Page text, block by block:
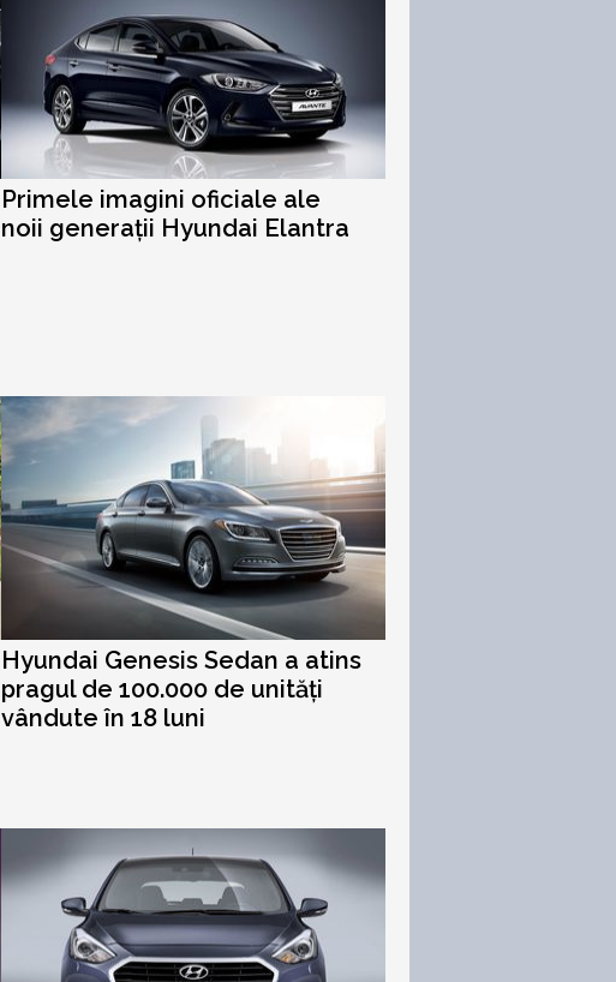
Primele imagini oficiale ale
noii generații Hyundai Elantra
Hyundai Genesis Sedan a atins
pragul de 100.000 de unități
vândute în 18 luni